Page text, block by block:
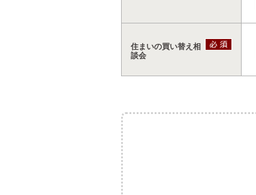
住まいの買い替え相
談会